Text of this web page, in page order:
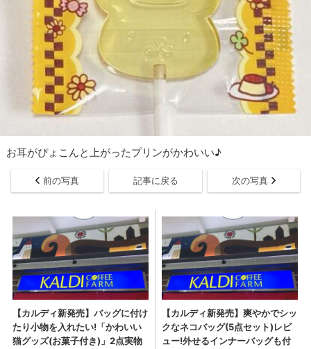
お耳がぴょこんと上がったプリンがかわいい♪
前の写真 記事に戻る 次の写真